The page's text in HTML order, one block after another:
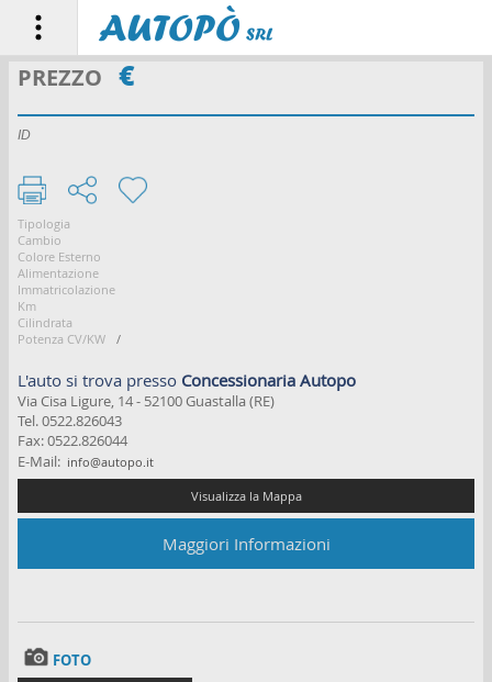
HOME PAGE
CHI SIAMO
ASSISTENZA
NOLEGGIO
CONTATTI
♥ PREFERITI
PREZZO €
ID
Tipologia
Cambio
Colore Esterno
Alimentazione
Immatricolazione
Km
Cilindrata
Potenza CV/KW
/
L'auto si trova presso Concessionaria Autopo
Via Cisa Ligure, 14 - 52100 Guastalla (RE)
Tel. 0522.826043
Fax: 0522.826044
E-Mail: info@autopo.it
Maggiori Informazioni
FOTO